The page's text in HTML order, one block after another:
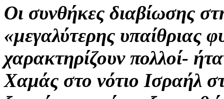
Οι συνθήκες διαβίωσης
«μεγαλύτερης υπαίθριας
χαρακτηρίζουν πολλοί-
Χαμάς στο νότιο Ισραήλ